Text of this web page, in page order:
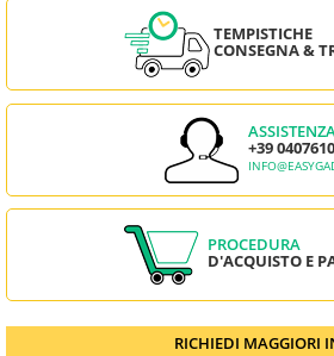
TEMPISTICHE
CONSEGNA &
ASSISTENZA
+39
PROCEDURA
D'ACQUISTO E
RICHIEDI MAGGIORI